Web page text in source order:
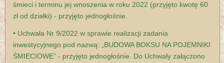
śmieci i terminu jej wnoszenia w roku 2022 (przyjęto kwotę 60
zł od działki) - przyjęto jednogłośnie.
• Uchwała Nr 9/2022 w sprawie realizacji zadania
inwestycyjnego pod nazwą: „BUDOWA BOKSU NA POJEMNIKI
ŚMIECIOWE” - przyjęto jednogłośnie. Do Uchwały załączono